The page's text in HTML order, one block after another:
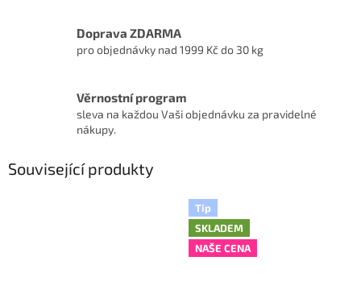
Doprava ZDARMA
pro objednávky nad 1999 Kč do 30 kg
Věrnostní program
sleva na každou Vaši objednávku za pravidelné
nákupy.
Související produkty
Tip
SKLADEM
NAŠE CENA